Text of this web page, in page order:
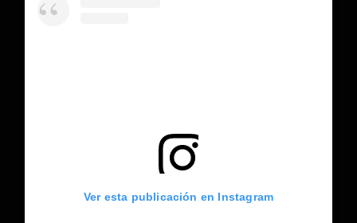
Ver esta publicación en Instagram